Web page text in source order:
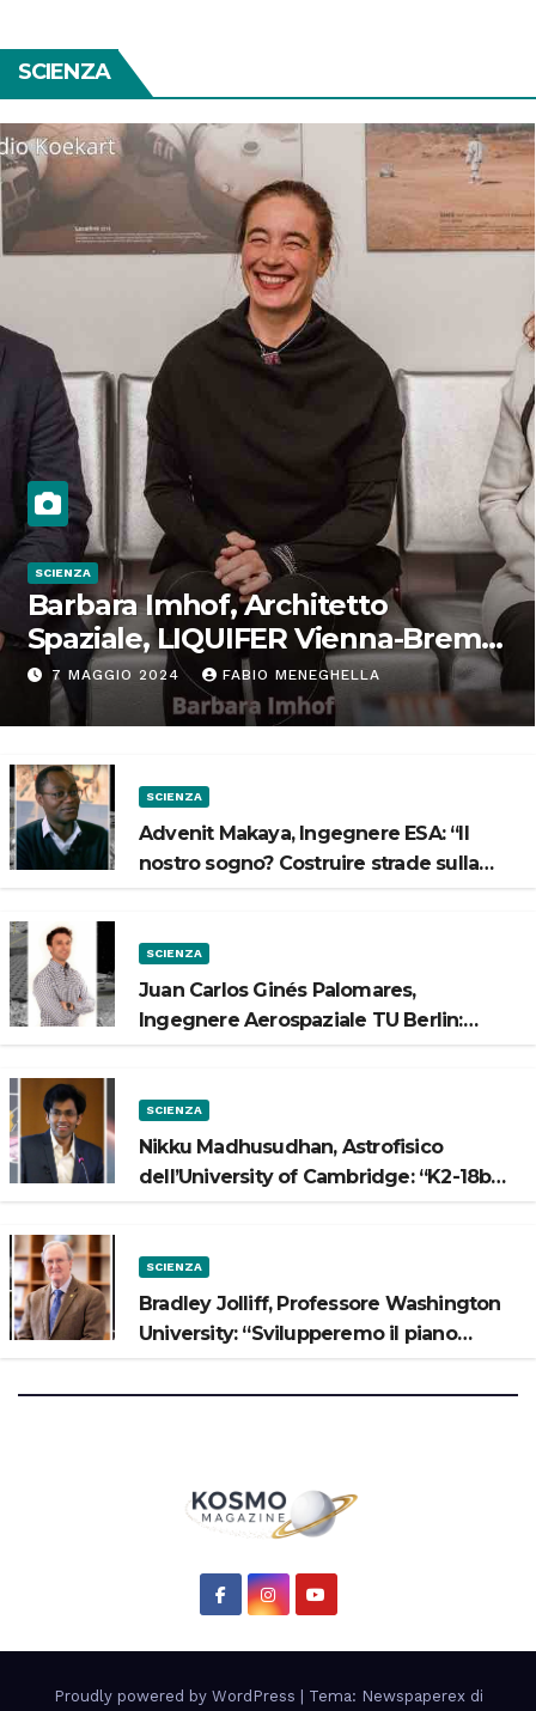
SCIENZA
SCIENZA
Barbara Imhof, Architetto
Spaziale, LIQUIFER Vienna-Brema:
“Progettiamo habitat per lo
Spazio”
7 MAGGIO 2024 FABIO MENEGHELLA
SCIENZA
Advenit Makaya, Ingegnere ESA: “Il
nostro sogno? Costruire strade sulla
SCIENZA
Juan Carlos Ginés Palomares,
Ingegnere Aerospaziale TU Berlin:
SCIENZA
Nikku Madhusudhan, Astrofisico
dell’University of Cambridge: “K2-18b
SCIENZA
Bradley Jolliff, Professore Washington
University: “Svilupperemo il piano
Proudly powered by WordPress Tema: Newspaperex di